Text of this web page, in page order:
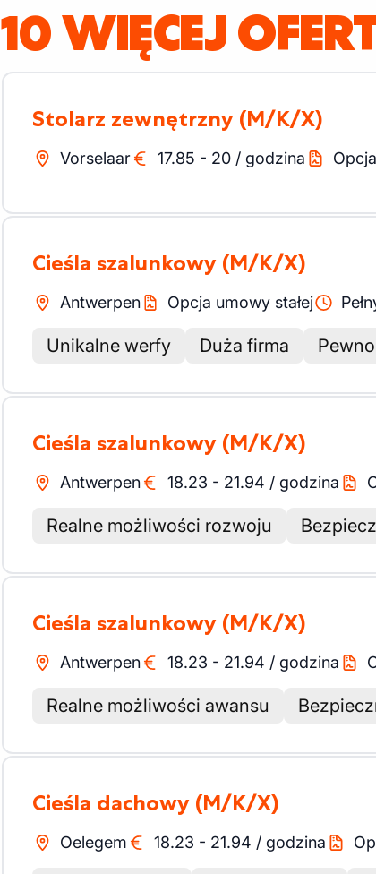
10 WIĘCEJ
Stolarz zewnętrzny (M/K/X)
Vorselaar 17.85 - 20 / godzina
Cieśla szalunkowy (M/K/X)
Antwerpen Opcja umowy stałej
Unikalne werfy Duża firma
Cieśla szalunkowy (M/K/X)
Antwerpen 18.23 - 21.94 / godzina
Realne możliwości rozwoju
Cieśla szalunkowy (M/K/X)
Antwerpen 18.23 - 21.94 / godzina
Realne możliwości awansu
Cieśla dachowy (M/K/X)
Oelegem 18.23 - 21.94 / godzina